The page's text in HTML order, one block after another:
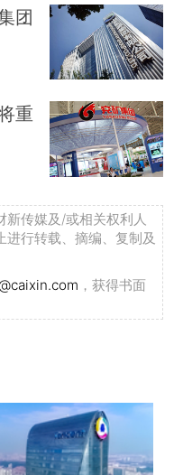
团
重
新传媒及/或相关权利人
行转载、摘编、复制及
，获得书面